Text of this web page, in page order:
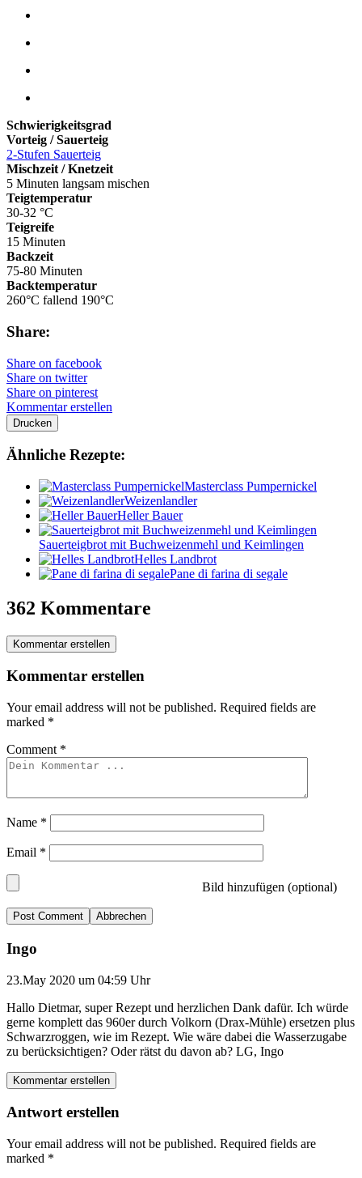
Schwierigkeitsgrad
Vorteig / Sauerteig
2-Stufen Sauerteig
Mischzeit / Knetzeit
5 Minuten langsam mischen
Teigtemperatur
30-32 °C
Teigreife
15 Minuten
Backzeit
75-80 Minuten
Backtemperatur
260°C fallend 190°C
Share:
Share on facebook
Share on twitter
Share on pinterest
Kommentar erstellen
Drucken
Ähnliche Rezepte:
Masterclass Pumpernickel
Weizenlandler
Heller Bauer
Sauerteigbrot mit Buchweizenmehl und Keimlingen
Helles Landbrot
Pane di farina di segale
362 Kommentare
Kommentar erstellen
Kommentar erstellen
Your email address will not be published. Required fields are
marked *
Comment *
Name *
Email *
Bild hinzufügen (optional)
Abbrechen
Ingo
23.May 2020 um 04:59 Uhr
Hallo Dietmar, super Rezept und herzlichen Dank dafür. Ich würde
gerne komplett das 960er durch Volkorn (Drax-Mühle) ersetzen plus
Schwarzroggen, wie im Rezept. Wie wäre dabei die Wasserzugabe
zu berücksichtigen? Oder rätst du davon ab? LG, Ingo
Kommentar erstellen
Antwort erstellen
Your email address will not be published. Required fields are
marked *